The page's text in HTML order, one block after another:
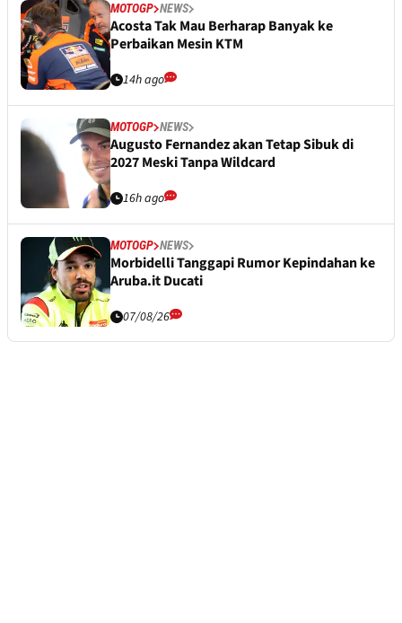
MOTOGP NEWS
Acosta Tak Mau Berharap Banyak ke
Perbaikan Mesin KTM
14h ago
MOTOGP NEWS
Augusto Fernandez akan Tetap Sibuk di
2027 Meski Tanpa Wildcard
16h ago
MOTOGP NEWS
Morbidelli Tanggapi Rumor Kepindahan ke
Aruba.it Ducati
07/08/26